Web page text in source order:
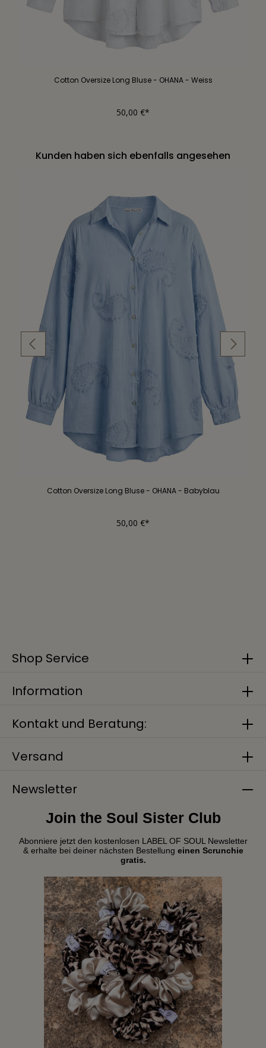
Cotton Oversize Long Bluse - OHANA - Weiss
50,00 €*
Kunden haben sich ebenfalls angesehen
Cotton Oversize Long Bluse - OHANA - Babyblau
50,00 €*
Kontakt und Beratung:
Versand
Newsletter
Join the Soul Sister Club
Abonniere jetzt den kostenlosen LABEL OF SOUL Newsletter
& erhalte bei deiner nächsten Bestellung einen Scrunchie
gratis.
Shop Service
Information